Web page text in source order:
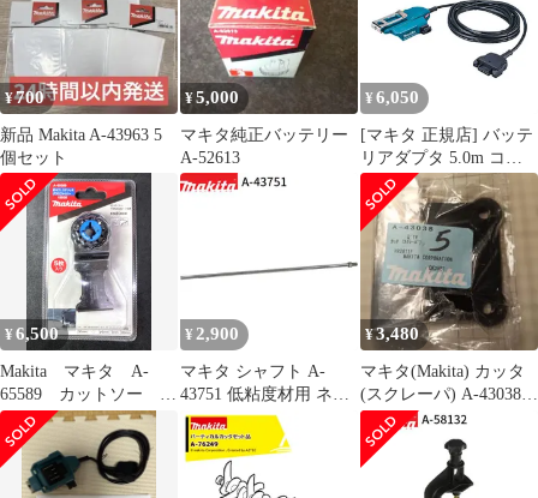
¥700
新品 Makita A-43963 5
個セット
¥5,000
マキタ純正バッテリー
A-52613
¥ 6,050
[マキタ 正規店] バッテ
リアダプタ 5.0m コネ
クタ式 A-77403 makita
純正 パーツ 部品 正規
品 おすすめ 便利
¥6,500
Makita マキタ A-
65589 カットソー
TMA061HM
¥ 2,900
マキタ シャフト A-
43751 低粘度材用 ネジ
込み式 M12 カクハン機
用 makita 正規品 純正品
撹拌機 撹拌 かくはん機
かくはん アクセサリ ア
¥3,480
マキタ(Makita) カッタ
(スクレーパ) A-43038 5
個セット